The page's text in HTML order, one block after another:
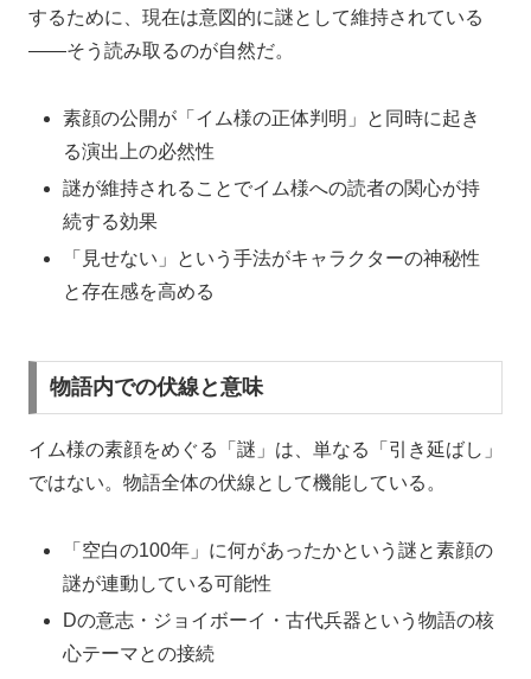
するために、現在は意図的に謎として維持されている
——そう読み取るのが自然だ。
素顔の公開が「イム様の正体判明」と同時に起き
る演出上の必然性
謎が維持されることでイム様への読者の関心が持
続する効果
「見せない」という手法がキャラクターの神秘性
と存在感を高める
物語内での伏線と意味
イム様の素顔をめぐる「謎」は、単なる「引き延ばし」
ではない。物語全体の伏線として機能している。
「空白の100年」に何があったかという謎と素顔の
謎が連動している可能性
Dの意志・ジョイボーイ・古代兵器という物語の核
心テーマとの接続